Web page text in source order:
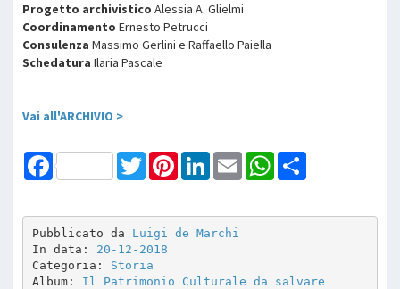
Progetto archivistico Alessia A. Glielmi
Coordinamento Ernesto Petrucci
Consulenza Massimo Gerlini e Raffaello Paiella
Schedatura Ilaria Pascale
Vai all'ARCHIVIO >
Facebook TwitterPinterestLinkedInEmail WhatsApp
Pubblicato da Luigi de Marchi
In data: 20-12-2018
Categoria: Storia
Album: Il Patrimonio Culturale da salvare